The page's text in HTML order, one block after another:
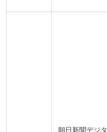
朝日新聞デジタ